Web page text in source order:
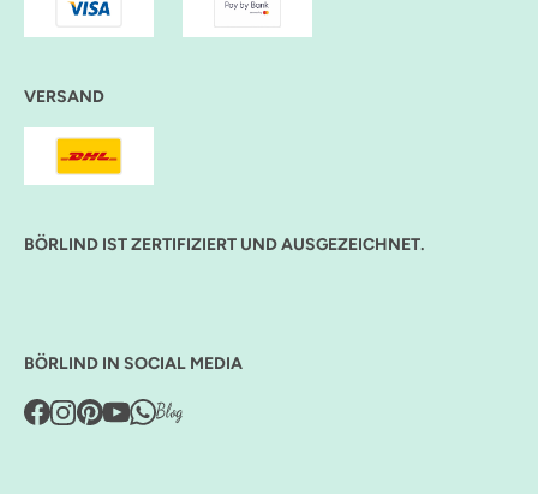
VERSAND
BÖRLIND IST ZERTIFIZIERT UND AUSGEZEICHNET.
BÖRLIND IN SOCIAL MEDIA